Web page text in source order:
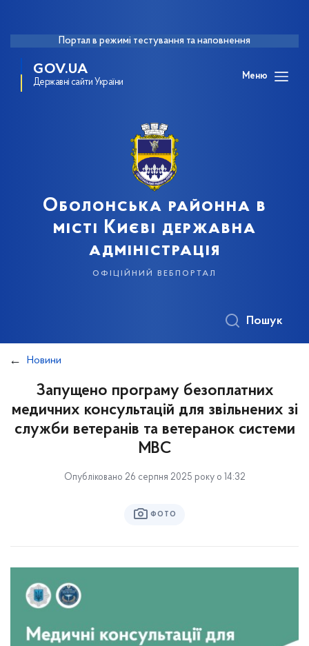
Портал в режимі тестування та наповнення
GOV.UA
Державні сайти України
Меню
Оболонська районна в
місті Києві державна
адміністрація
офіційний вебпортал
Пошук
Новини
Запущено програму безоплатних
медичних консультацій для звільнених зі
служби ветеранів та ветеранок системи
МВС
Опубліковано 26 серпня 2025 року о 14:32
ФОТО